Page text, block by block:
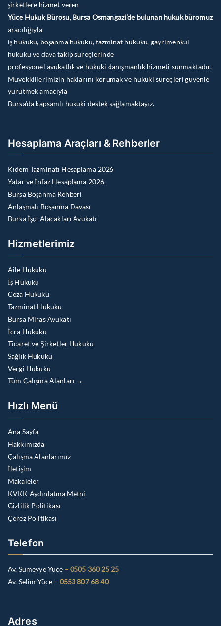
şirketlere hizmet veren
Yüce Hukuk Bürosu, Bursa Osmangazi’de bulunan hukuk büromuz
aracılığıyla
iş hukuku, boşanma hukuku, tazminat hukuku, gayrimenkul
hukuku ve dava takip süreçlerinde
profesyonel avukatlık ve hukuki danışmanlık hizmeti sunmaktadır.
Müvekkillerimizin haklarını korumak ve hukuki süreçleri güvenle
yürütmek amacıyla
Bursa’da kapsamlı hukuki destek sağlamaktayız.
Hesaplama Araçları & Rehberler
Kıdem Tazminatı Hesaplama 2026
Yatar ve İnfaz Hesaplama 2026
Bursa Boşanma Rehberi
Anlaşmalı Boşanma Davası
Bursa İşçi Alacakları Avukatı
Hizmetlerimiz
Aile Hukuku
İş Hukuku
Ceza Hukuku
Tazminat Hukuku
Bursa Miras Avukatı
İcra Hukuku
Ticaret ve Şirketler Hukuku
Sağlık Hukuku
Vergi Hukuku
Tüm Çalışma Alanları →
Hızlı Menü
Ana Sayfa
Hakkımızda
Çalışma Alanlarımız
İletişim
Makaleler
KVKK Aydınlatma Metni
Gizlilik Politikası
Çerez Politikası
Telefon
Av. Sümeyye Yüce – 0505 360 25 25
Av. Selim Yüce – 0553 807 68 40
Adres